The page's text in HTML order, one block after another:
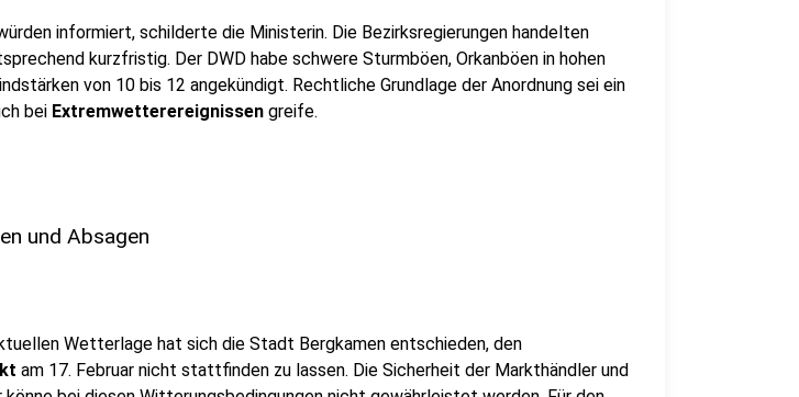
informiert, schilderte die Ministerin. Die Bezirksregierungen handelten
kurzfristig. Der DWD habe schwere Sturmböen, Orkanböen in hohen
von 10 bis 12 angekündigt. Rechtliche Grundlage der Anordnung sei ein
bei Extremwetterereignissen greife.
und Absagen
Wetterlage hat sich die Stadt Bergkamen entschieden, den
am 17. Februar nicht stattfinden zu lassen. Die Sicherheit der Markthändler und